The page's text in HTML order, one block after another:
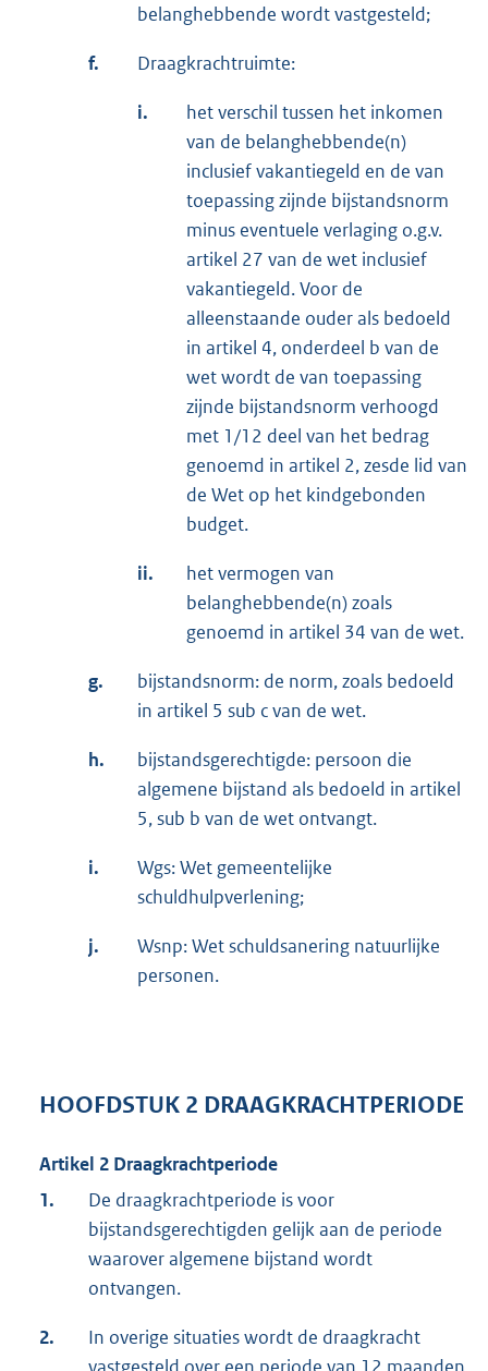
belanghebbende wordt vastgesteld;
f. Draagkrachtruimte:
i.
het verschil tussen het inkomen
van de belanghebbende(n)
inclusief vakantiegeld en de van
toepassing zijnde bijstandsnorm
minus eventuele verlaging o.g.v.
artikel 27 van de wet inclusief
vakantiegeld. Voor de
alleenstaande ouder als bedoeld
in artikel 4, onderdeel b van de
wet wordt de van toepassing
zijnde bijstandsnorm verhoogd
met 1/12 deel van het bedrag
genoemd in artikel 2, zesde lid van
de Wet op het kindgebonden
budget.
ii.
het vermogen van
belanghebbende(n) zoals
genoemd in artikel 34 van de wet.
g.
bijstandsnorm: de norm, zoals bedoeld
in artikel 5 sub c van de wet.
h.
bijstandsgerechtigde: persoon die
algemene bijstand als bedoeld in artikel
5, sub b van de wet ontvangt.
i.
Wgs: Wet gemeentelijke
schuldhulpverlening;
j.
Wsnp: Wet schuldsanering natuurlijke
personen.
HOOFDSTUK 2 DRAAGKRACHTPERIODE
Artikel 2 Draagkrachtperiode
1.
De draagkrachtperiode is voor
bijstandsgerechtigden gelijk aan de periode
waarover algemene bijstand wordt
ontvangen.
2.
In overige situaties wordt de draagkracht